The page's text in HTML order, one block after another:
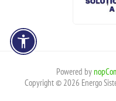
Powered by
Copyright © 2026 Energo